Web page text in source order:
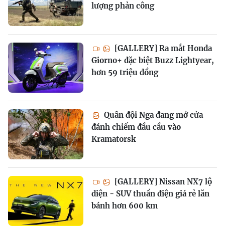
lượng phản công
[GALLERY] Ra mắt Honda
Giorno+ đặc biệt Buzz Lightyear,
hơn 59 triệu đồng
Quân đội Nga đang mở cửa
đánh chiếm đầu cầu vào
Kramatorsk
[GALLERY] Nissan NX7 lộ
diện - SUV thuần điện giá rẻ lăn
bánh hơn 600 km